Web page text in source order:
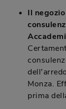
Il
Monza.
prima